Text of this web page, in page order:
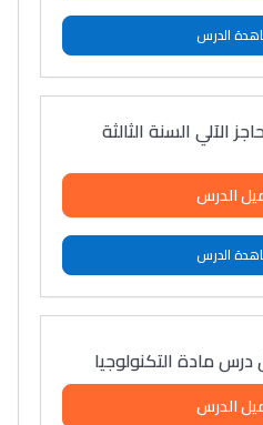
الدرس
الآلي السنة الثالثة
الدرس
الدرس
درس مادة التكنولوجيا
الدرس